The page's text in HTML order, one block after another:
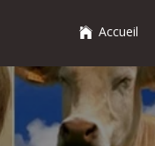
Accueil